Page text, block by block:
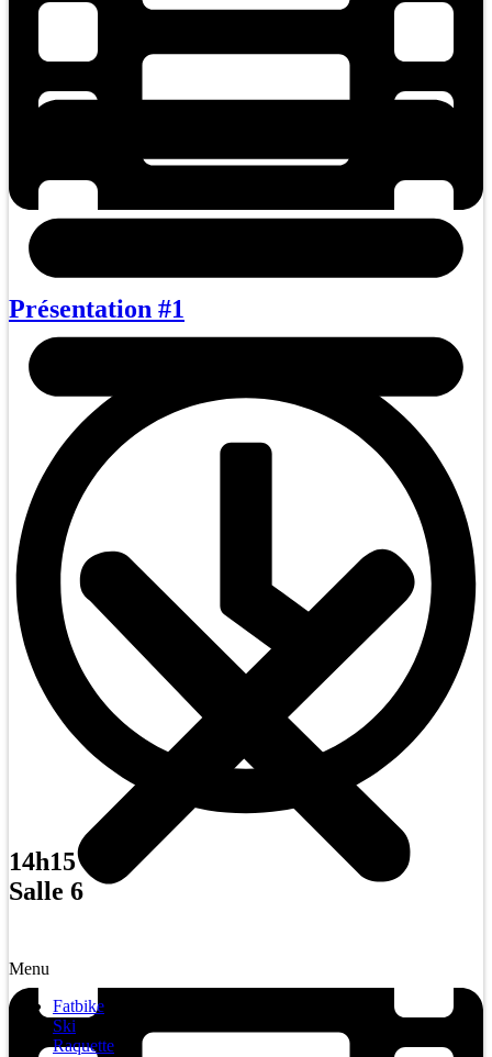
Menu
Fatbike
Ski
Raquette
Présentation #1
14h15
Salle 6